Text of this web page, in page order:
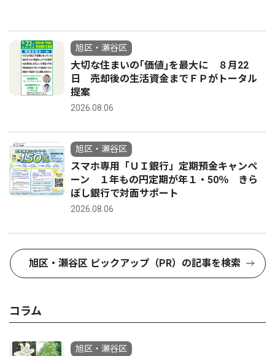
旭区・瀬谷区
大切な住まいの｢価値｣を最大に ８月22
日 売却後の生活資金までＦＰがトータル
提案
2026.08.06
旭区・瀬谷区
スマホ専用「ＵＩ銀行」定期預金キャンペ
ーン １年もの円定期が年１・50％ きら
ぼし銀行で対面サポート
2026.08.06
旭区・瀬谷区 ピックアップ（PR）の記事を検索
コラム
旭区・瀬谷区